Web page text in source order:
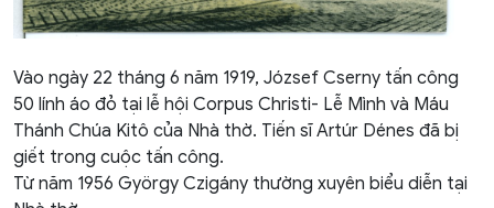
Vào ngày 22 tháng 6 năm 1919, József Cserny tấn công
50 lính áo đỏ tại lễ hội Corpus Christi- Lễ Mình và Máu
Thánh Chúa Kitô của Nhà thờ. Tiến sĩ Artúr Dénes đã bị
giết trong cuộc tấn công.
Từ năm 1956 György Czigány thường xuyên biểu diễn tại